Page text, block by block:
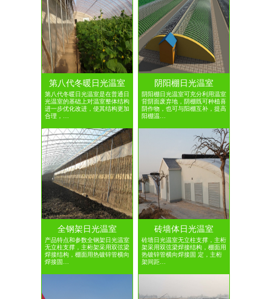
第八代冬暖日光温室
第八代冬暖日光温室是在普通日
光温室的基础上对温室整体结构
进一步优化改进，使其结构更加
合理，…
阴阳棚日光温室
阴阳棚日光温室可充分利用温室
背阴面废弃地，阴棚既可种植喜
阴作物，也可与阳棚互补，提高
阳棚温…
全钢架日光温室
产品特点和参数全钢架日光温室
无立柱支撑，主桁架采用双弦梁
焊接结构，棚面用热镀锌管横向
焊接固…
砖墙体日光温室
砖墙日光温室无立柱支撑，主桁
架采用双弦梁焊接结构，棚面用
热镀锌管横向焊接固 定，主桁
架间距…